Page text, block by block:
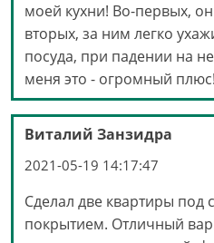
моей кухни! Во-первых,
вторых, за ним легко
посуда, при падении на
меня это - огромный плюс!
Виталий Занзидра
2021-05-19 14:17:47
Сделал две квартиры под
покрытием. Отличный